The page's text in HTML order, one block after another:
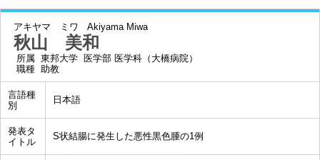
アキヤマ ミワ Akiyama Miwa
秋山 美和
所属 東邦大学 医学部 医学科（大橋病院）
職種 助教
言語種
別
日本語
発表タ
イトル
S状結腸に発生した悪性黒色腫の1例